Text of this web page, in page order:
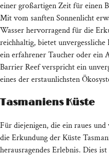
einer großartigen Zeit für einen
Mit vom sanften Sonnenlicht
Wasser hervorragend für die
reichhaltig, bietet unvergessliche
ein erfahrener Taucher oder ein
Barrier Reef verspricht ein
eines der erstaunlichsten
Tasmaniens Küste
Für diejenigen, die ein raues
die Erkundung der Küste
herausragendes Erlebnis. Dies